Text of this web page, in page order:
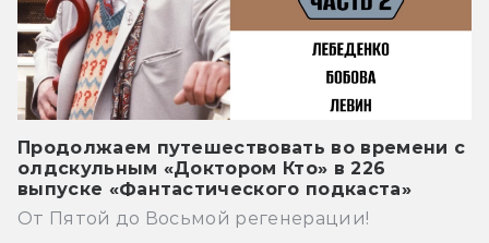
Продолжаем путешествовать во времени с
олдскульным «Доктором Кто» в 226
выпуске «Фантастического подкаста»
От Пятой до Восьмой регенерации!